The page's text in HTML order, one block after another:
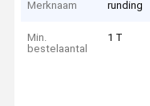
Merknaam runding
Min.
bestelaantal
1 T